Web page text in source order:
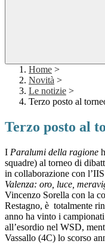
Home >
Novità >
Le notizie >
Terzo posto al
Terzo posto al
I Paralumi della ragione
squadre) al torneo di
in collaborazione con
Valenza: oro, luce,
Vincenzo Sorella con la
Restagno, è totalmente
anno ha vinto i
all’esordio nel WSD,
Vassallo (4C) lo scorso